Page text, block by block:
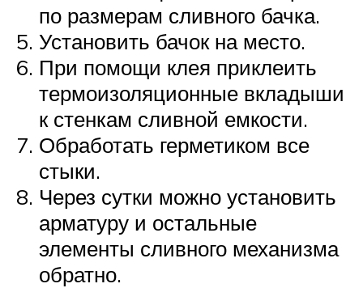
по размерам сливного бачка.
Установить бачок на место.
При помощи клея приклеить
термоизоляционные вкладыши
к стенкам сливной емкости.
Обработать герметиком все
стыки.
Через сутки можно установить
арматуру и остальные
элементы сливного механизма
обратно.